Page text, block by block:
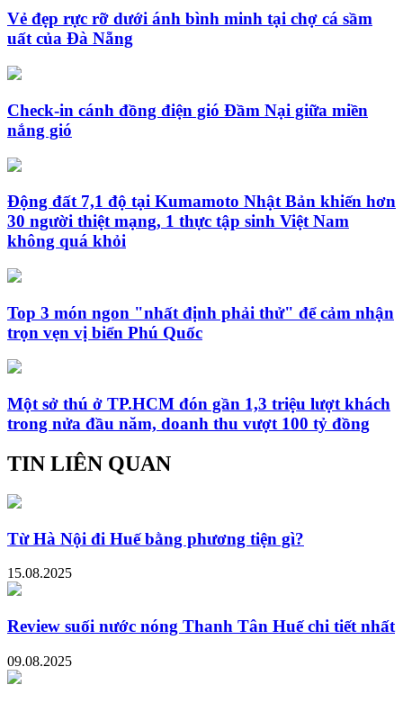
Vẻ đẹp rực rỡ dưới ánh bình minh tại chợ cá sầm
uất của Đà Nẵng
Check-in cánh đồng điện gió Đầm Nại giữa miền
nắng gió
Động đất 7,1 độ tại Kumamoto Nhật Bản khiến hơn
30 người thiệt mạng, 1 thực tập sinh Việt Nam
không quá khỏi
Top 3 món ngon "nhất định phải thử" để cảm nhận
trọn vẹn vị biển Phú Quốc
Một sở thú ở TP.HCM đón gần 1,3 triệu lượt khách
trong nửa đầu năm, doanh thu vượt 100 tỷ đồng
TIN LIÊN QUAN
Từ Hà Nội đi Huế bằng phương tiện gì?
15.08.2025
Review suối nước nóng Thanh Tân Huế chi tiết nhất
09.08.2025